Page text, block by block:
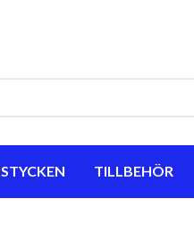
TILLBEHÖR